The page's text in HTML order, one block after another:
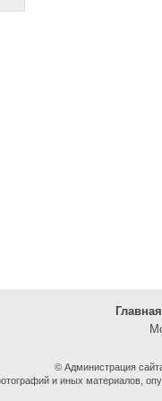
Главная
© Администрация
и иных материалов,